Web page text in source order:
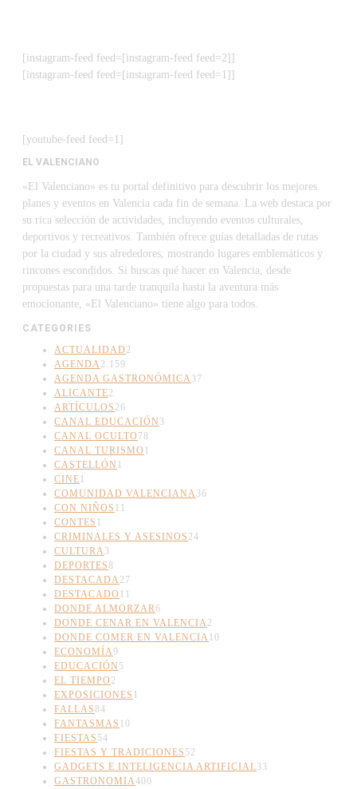
[instagram-feed feed=[instagram-feed feed=2]]
[instagram-feed feed=[instagram-feed feed=1]]
[youtube-feed feed=1]
EL VALENCIANO
«El Valenciano» es tu portal definitivo para descubrir los mejores
planes y eventos en Valencia cada fin de semana. La web destaca por
su rica selección de actividades, incluyendo eventos culturales,
deportivos y recreativos. También ofrece guías detalladas de rutas
por la ciudad y sus alrededores, mostrando lugares emblemáticos y
rincones escondidos. Si buscas qué hacer en Valencia, desde
propuestas para una tarde tranquila hasta la aventura más
emocionante, «El Valenciano» tiene algo para todos.
CATEGORIES
ACTUALIDAD 2
AGENDA2.159
AGENDA GASTRONÓMICA37
ALICANTE2
ARTÍCULOS 26
CANAL EDUCACIÓN 3
CANAL OCULTO 78
CANAL TURISMO 1
CASTELLÓN 1
CINE1
COMUNIDAD VALENCIANA36
CON NIÑOS 11
CONTES 1
CRIMINALES Y ASESINOS 24
CULTURA3
DEPORTES8
DESTACADA27
DESTACADO 11
DONDE ALMORZAR6
DONDE CENAR EN VALENCIA2
DONDE COMER EN VALENCIA10
ECONOMÍA9
EDUCACIÓN 5
EL TIEMPO 2
EXPOSICIONES 1
FALLAS84
FANTASMAS 10
FIESTAS 54
FIESTAS Y TRADICIONES 52
GADGETS E INTELIGENCIA ARTIFICIAL33
GASTRONOMIA400